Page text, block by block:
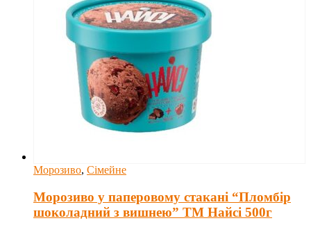
Морозиво, Сімейне
Морозиво у паперовому стакані “Пломбір
шоколадний з вишнею” ТМ Найсі 500г